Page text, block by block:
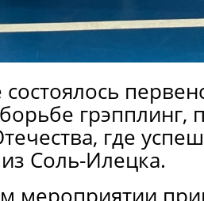
где
Соль-Илецка.
мероприятии